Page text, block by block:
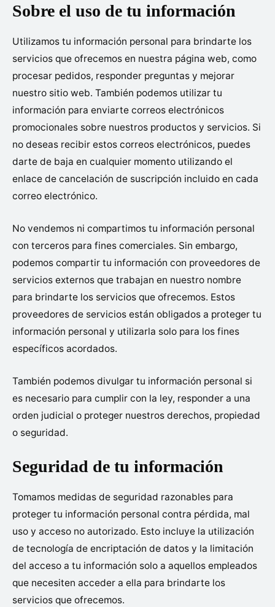
Sobre el uso de tu información
Utilizamos tu información personal para brindarte los
servicios que ofrecemos en nuestra página web, como
procesar pedidos, responder preguntas y mejorar
nuestro sitio web. También podemos utilizar tu
información para enviarte correos electrónicos
promocionales sobre nuestros productos y servicios. Si
no deseas recibir estos correos electrónicos, puedes
darte de baja en cualquier momento utilizando el
enlace de cancelación de suscripción incluido en cada
correo electrónico.
No vendemos ni compartimos tu información personal
con terceros para fines comerciales. Sin embargo,
podemos compartir tu información con proveedores de
servicios externos que trabajan en nuestro nombre
para brindarte los servicios que ofrecemos. Estos
proveedores de servicios están obligados a proteger tu
información personal y utilizarla solo para los fines
específicos acordados.
También podemos divulgar tu información personal si
es necesario para cumplir con la ley, responder a una
orden judicial o proteger nuestros derechos, propiedad
o seguridad.
Seguridad de tu información
Tomamos medidas de seguridad razonables para
proteger tu información personal contra pérdida, mal
uso y acceso no autorizado. Esto incluye la utilización
de tecnología de encriptación de datos y la limitación
del acceso a tu información solo a aquellos empleados
que necesiten acceder a ella para brindarte los
servicios que ofrecemos.